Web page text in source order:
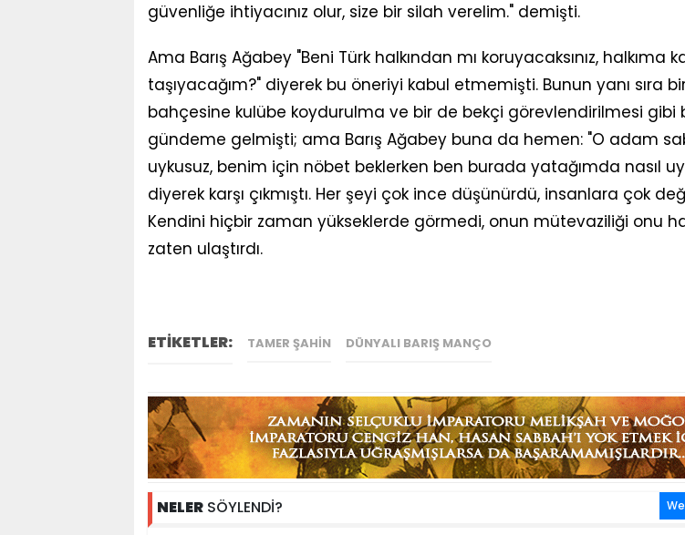
güvenliğe ihtiyacınız olur, size bir silah verelim." demişti.
Ama Barış Ağabey "Beni Türk halkından mı koruyacaksınız, halkıma
taşıyacağım?" diyerek bu öneriyi kabul etmemişti. Bunun yanı sıra
bahçesine kulübe koydurulma ve bir de bekçi görevlendirilmesi gibi
gündeme gelmişti; ama Barış Ağabey buna da hemen: "O adam
uykusuz, benim için nöbet beklerken ben burada yatağımda nasıl
diyerek karşı çıkmıştı. Her şeyi çok ince düşünürdü, insanlara çok
Kendini hiçbir zaman yükseklerde görmedi, onun mütevaziliği onu
zaten ulaştırdı.
ETİKETLER: TAMER ŞAHIN DÜNYALI BARIŞ MANÇO
NELER SÖYLENDİ?